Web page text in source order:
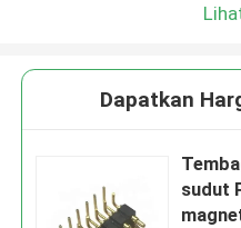
Dapatkan
sudut